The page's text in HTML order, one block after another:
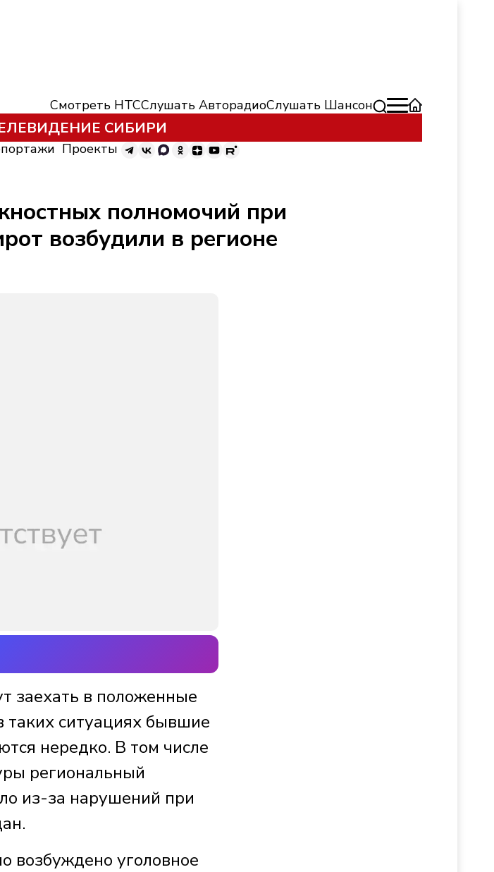
Смотреть НТССлушать АвторадиоСлушать Шансон
СИБИРИ
Проекты
полномочий при
возбудили в регионе
заехать в положенные
таких ситуациях бывшие
нередко. В том числе
региональный
из-за нарушений при
возбуждено уголовное